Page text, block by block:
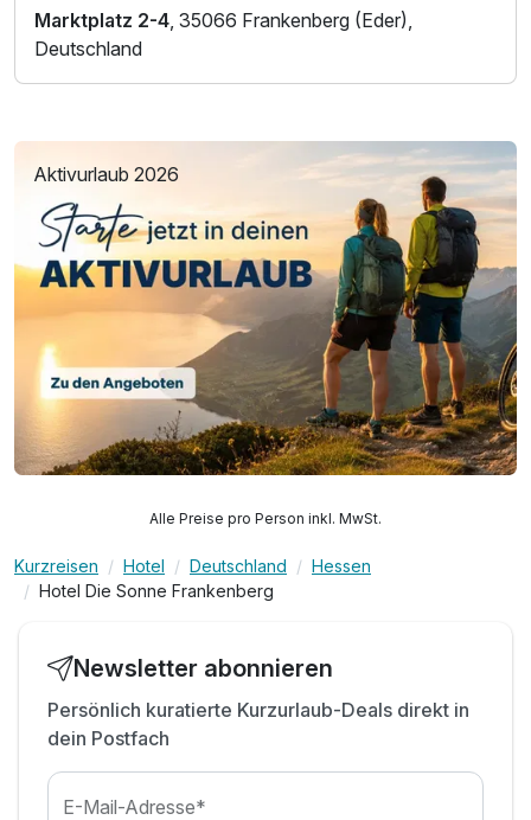
Marktplatz 2-4, 35066 Frankenberg (Eder),
Deutschland
Aktivurlaub 2026
Alle Preise pro Person inkl. MwSt.
Kurzreisen Hotel Deutschland
Hessen
Hotel Die Sonne Frankenberg
Newsletter abonnieren
Persönlich kuratierte Kurzurlaub-Deals direkt in
dein Postfach
E-Mail-Adresse*